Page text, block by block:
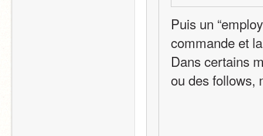
Puis un
commande et
Dans certains
ou des follows,